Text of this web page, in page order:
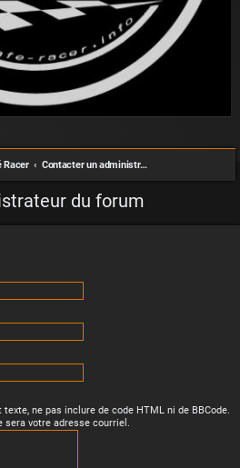
Racer Contacter un administrateur du forum
du forum
ne pas inclure de code HTML ni de BBCode.
sera votre adresse courriel.